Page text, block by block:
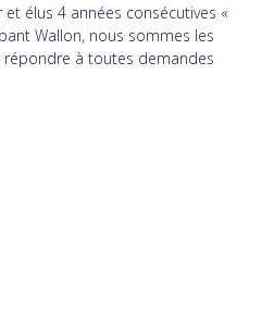
élus 4 années consécutives «
Wallon, nous sommes les
à toutes demandes